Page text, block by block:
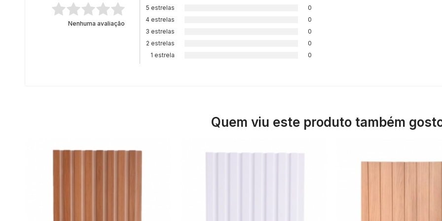
Nenhuma avaliação
5 estrelas
0
4 estrelas
0
3 estrelas
0
2 estrelas
0
1 estrela
0
Quem viu este produto também